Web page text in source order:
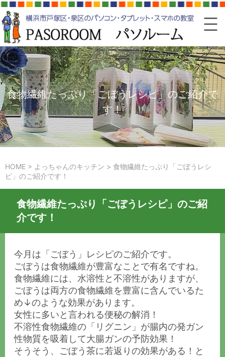
食物繊維たっぷり「ごぼうレシピ」のご紹介で
す！
HOME > よっちゃんのキッチン > 食物繊維たっぷり「ごぼうレシ
ピ」のご紹介です！
食物繊維たっぷり「ごぼうレシピ」のご紹
介です！
今月は「ごぼう」レシピのご紹介です。
ごぼうは食物繊維が豊富なことで有名ですね。
食物繊維には、水溶性と不溶性がありますが、
ごぼうは両方の食物繊維を豊富に含んでいるた
め↓のような効果があります。
女性に多いと言われる便秘の解消！
不溶性食物繊維の「リグニン」が腸内の発ガン
性物質を吸着して大腸ガンの予防効果！
そうそう、ごぼう茶に若返りの効果がある！と